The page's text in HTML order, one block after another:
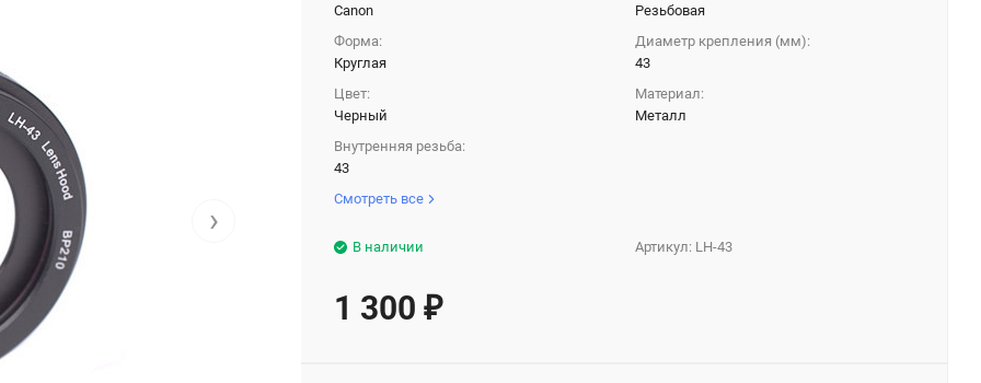
›
Canon
Резьбовая
Форма:
Круглая
Диаметр крепления (мм):
43
Цвет:
Черный
Материал:
Металл
Внутренняя резьба:
43
Смотреть все
Артикул: LH-43
В наличии
1 300₽